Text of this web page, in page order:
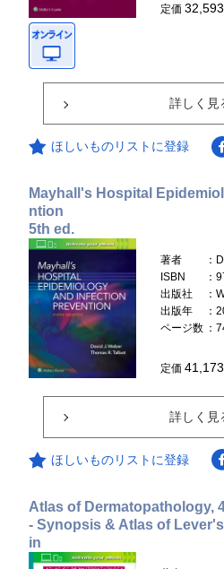
定価
詳しく見
ほしいものリストに登録
Mayhall's Hospital
ntion
5th ed.
著者
：
ISBN
：
出版社
：
出版年
：
ページ数 ：
定価
詳しく見
ほしいものリストに登録
Atlas of Dermatopathology,
- Synopsis & Atlas of
in